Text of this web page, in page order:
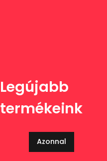
Legújabb
termékeink
Azonnal